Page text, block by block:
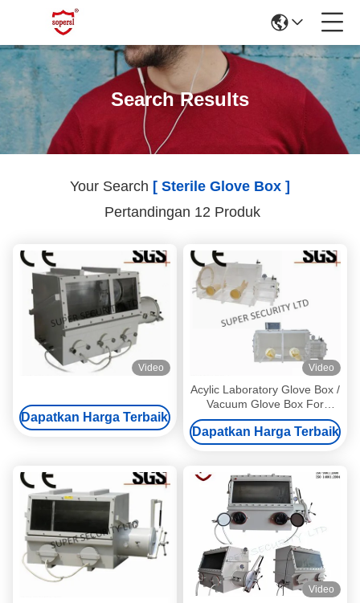
Search Results
Your Search [ Sterile Glove Box ]
Pertandingan 12 Produk
Video
Dapatkan Harga Terbaik
Video
Acylic Laboratory Glove Box /
Vacuum Glove Box For
Testing Under Sealed
Atmosphere
Dapatkan Harga Terbaik
Video